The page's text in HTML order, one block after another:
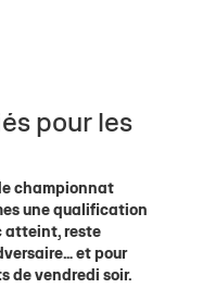
pour les
championnat
une qualification
atteint, reste
et pour
de vendredi soir.